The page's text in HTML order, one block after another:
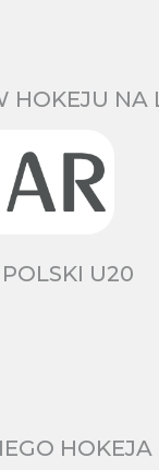
HOKEJU NA
U20
HOKEJA